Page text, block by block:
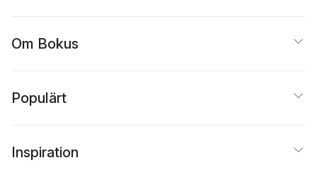
Om Bokus
Populärt
Inspiration